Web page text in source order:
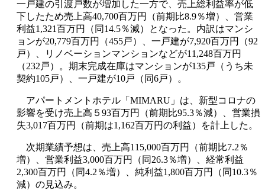
一戸建の引渡戸数が増加した一方で、売上総利益率が低
下したため売上高40,700百万円（前期比8.9％増）、営業
利益1,321百万円（同14.5％減）となった。内訳はマンシ
ョンが20,779百万円（455戸）、一戸建が7,920百万円（92
戸）、リノベーションマンションなどが11,248百万円
（232戸）。期末完成在庫はマンションが135戸（うち未
契約105戸）、一戸建が10戸（同6戸）。
アパートメントホテル「MIMARU」は、新型コロナの
影響を受け売上高５93百万円（前期比95.3％減）、営業損
失3,017百万円（前期は1,162百万円の利益）を計上した。
次期業績予想は、売上高115,000百万円（前期比7.2％
増）、営業利益3,000百万円（同26.3％増）、経常利益
2,300百万円（同4.2％増）、純利益1,800百万円（同10.3％
減）の見込み。